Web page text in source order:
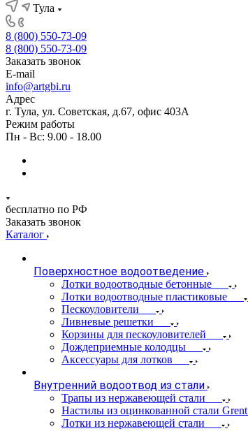
Тула
8 (800) 550-73-09
8 (800) 550-73-09
Заказать звонок
E-mail
info@artgbi.ru
Адрес
г. Тула, ул. Советская, д.67, офис 403А
Режим работы
Пн - Вс: 9.00 - 18.00
бесплатно по РФ
Заказать звонок
Каталог
Поверхностное водоотведение
Лотки водоотводные бетонные
Лотки водоотводные пластиковые
Пескоуловители
Ливневые решетки
Корзины для пескоуловителей
Дождеприемные колодцы
Аксессуары для лотков
Внутренний водоотвод из стали
Трапы из нержавеющей стали
Настилы из оцинкованной стали Grent
Лотки из нержавеющей стали